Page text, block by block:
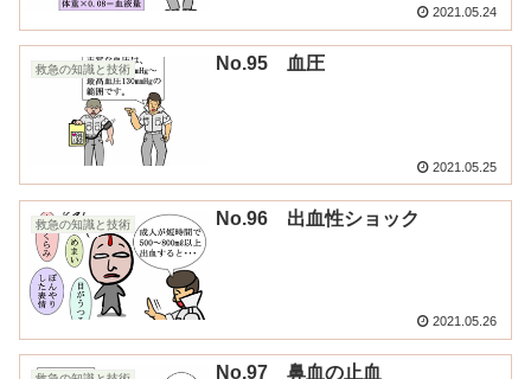
2021.05.24
救急の知識と技術 No.95 血圧
2021.05.25
救急の知識と技術 No.96 出血性ショック
2021.05.26
No.97 鼻血の止血